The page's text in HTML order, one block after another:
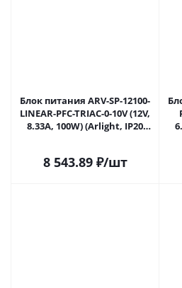
Блок питания ARV-SP-12100-
LINEAR-PFC-TRIAC-0-10V (12V,
8.33A, 100W) (Arlight, IP20
8 543.89₽/шт